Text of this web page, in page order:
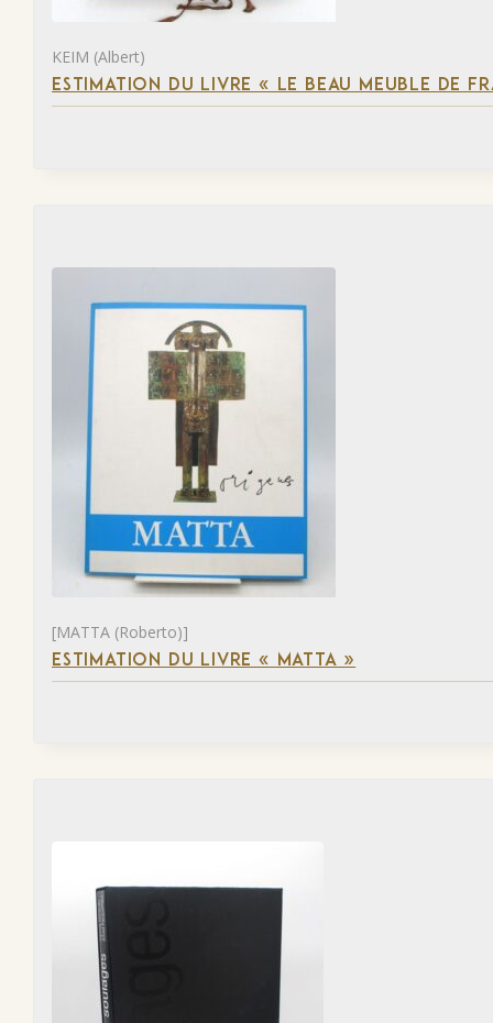
KEIM (Albert)
ESTIMATION DU LIVRE « LE BEAU MEUBLE DE
[MATTA (Roberto)]
ESTIMATION DU LIVRE « MATTA »